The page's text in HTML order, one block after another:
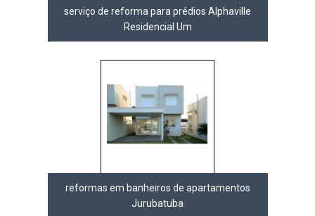
serviço de reforma para prédios Alphaville
Residencial Um
reformas em banheiros de apartamentos
Jurubatuba